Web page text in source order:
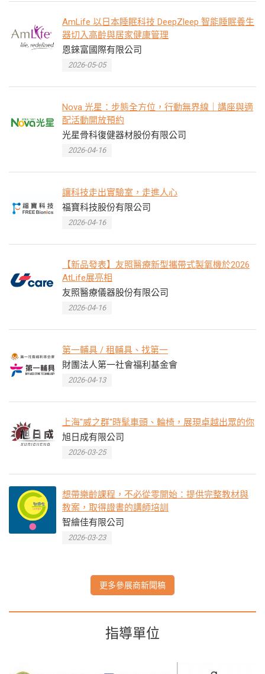
AmLife 以日本睡眠科技 DeepZleep 智能睡眠養生
器切入高齡與居家健康管理
恩錸富國際有限公司
2026-05-05
Nova 光星：步態全方位，行動無界線｜講座與適
配活動開放預約
光星骨科復健器材股份有限公司
2026-04-16
讓科技走出實驗室，走進人心
福寶科技股份有限公司
2026-04-16
【新品發表】友照醫療新型攜帶式製氧機於2026
AtLife展亮相
友照醫療儀器股份有限公司
2026-04-16
第一輔具 / 租輔具、找第一
財團法人第一社會福利基金會
2026-04-13
上海"威之群"時髦車頭、輪椅，展現卓越出眾的你
旭日成有限公司
2026-03-25
想帶樂齡課程，不必從零開始：提供完整教材與
教案，取得證書的講師培訓
智繪佳有限公司
2026-03-23
更多參展商新聞稿
指導單位